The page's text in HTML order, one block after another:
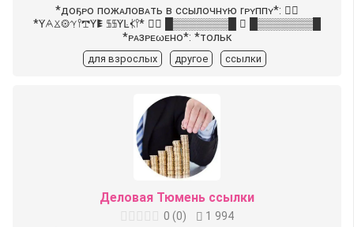
*доҕᴘо пожᴀловᴀть в ссылочнʏю rᴘʏппʏ*: ᬼ⃢
*ꚲ𖧥𖦑𖥕𖨯𖥣𖢧ꚲ𖠢 𖨚𖨚ꚲꛚ𖢉𖥣* ᬼ⃢ █▒▒▒▒▒▒▒█ ◈ █▒▒▒▒▒▒▒█
*ᴘᴀзᴘᴇωᴇно*: *тольк
для взрослых другое ссылки
Деловая Тюмень ссылки
0 (0)
1 994